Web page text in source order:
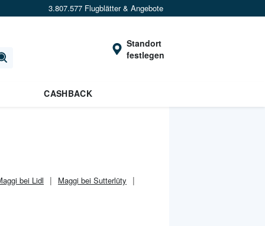
3.807.577 Flugblätter & Angebote
Standort
festlegen
CASHBACK
bei Lidl Maggi bei Sutterlüty